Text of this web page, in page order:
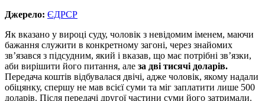
Джерело: ЄДРСР
Як вказано у вироці суду, чоловік з невідомим іменем, маючи
бажання служити в конкретному загоні, через знайомих
зв’язався з підсудним, який і вказав, що має потрібні зв’язки,
аби вирішити його питання, але за дві тисячі доларів.
Передача коштів відбувалася двічі, адже чоловік, якому надали
обіцянку, спершу не мав всієї суми та міг заплатити лише 500
доларів. Після передачі другої частини суми його затримали.